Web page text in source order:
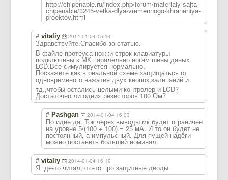
http://chipenable.ru/index.php/forum/materialy-sajta-
chipenable/3245-vetka-dlya-vremennogo-khraneniya-
proektov.html
# vitaliy 2014-01-04 15:14
Здравствуйте.Спасибо за статью.
В файле протеуса ножки строк клавиатуры
подключены к МК паралельно ногам шины даных
LCD.Все симулируется нормально.
Поскажите как в реальной схеме защищаться от
одновременого нажатия двух кнопок,залипаний и
тд.,чтобы остались целыми контролер и LCD?
Достаточно ли одних резисторов 100 Ом?
# Pashgan 2014-01-04 16:03
По идее да. Ток через выводы мк будет ограничен
на уровне 5/(100 + 100) = 25 мА. И то он будет не
постоянный, а импульсный. Для пущей надёги
можно поставить больший номинал.
# vitaliy 2014-01-04 16:19
Я где-то читал,что-то про защитные диоды.